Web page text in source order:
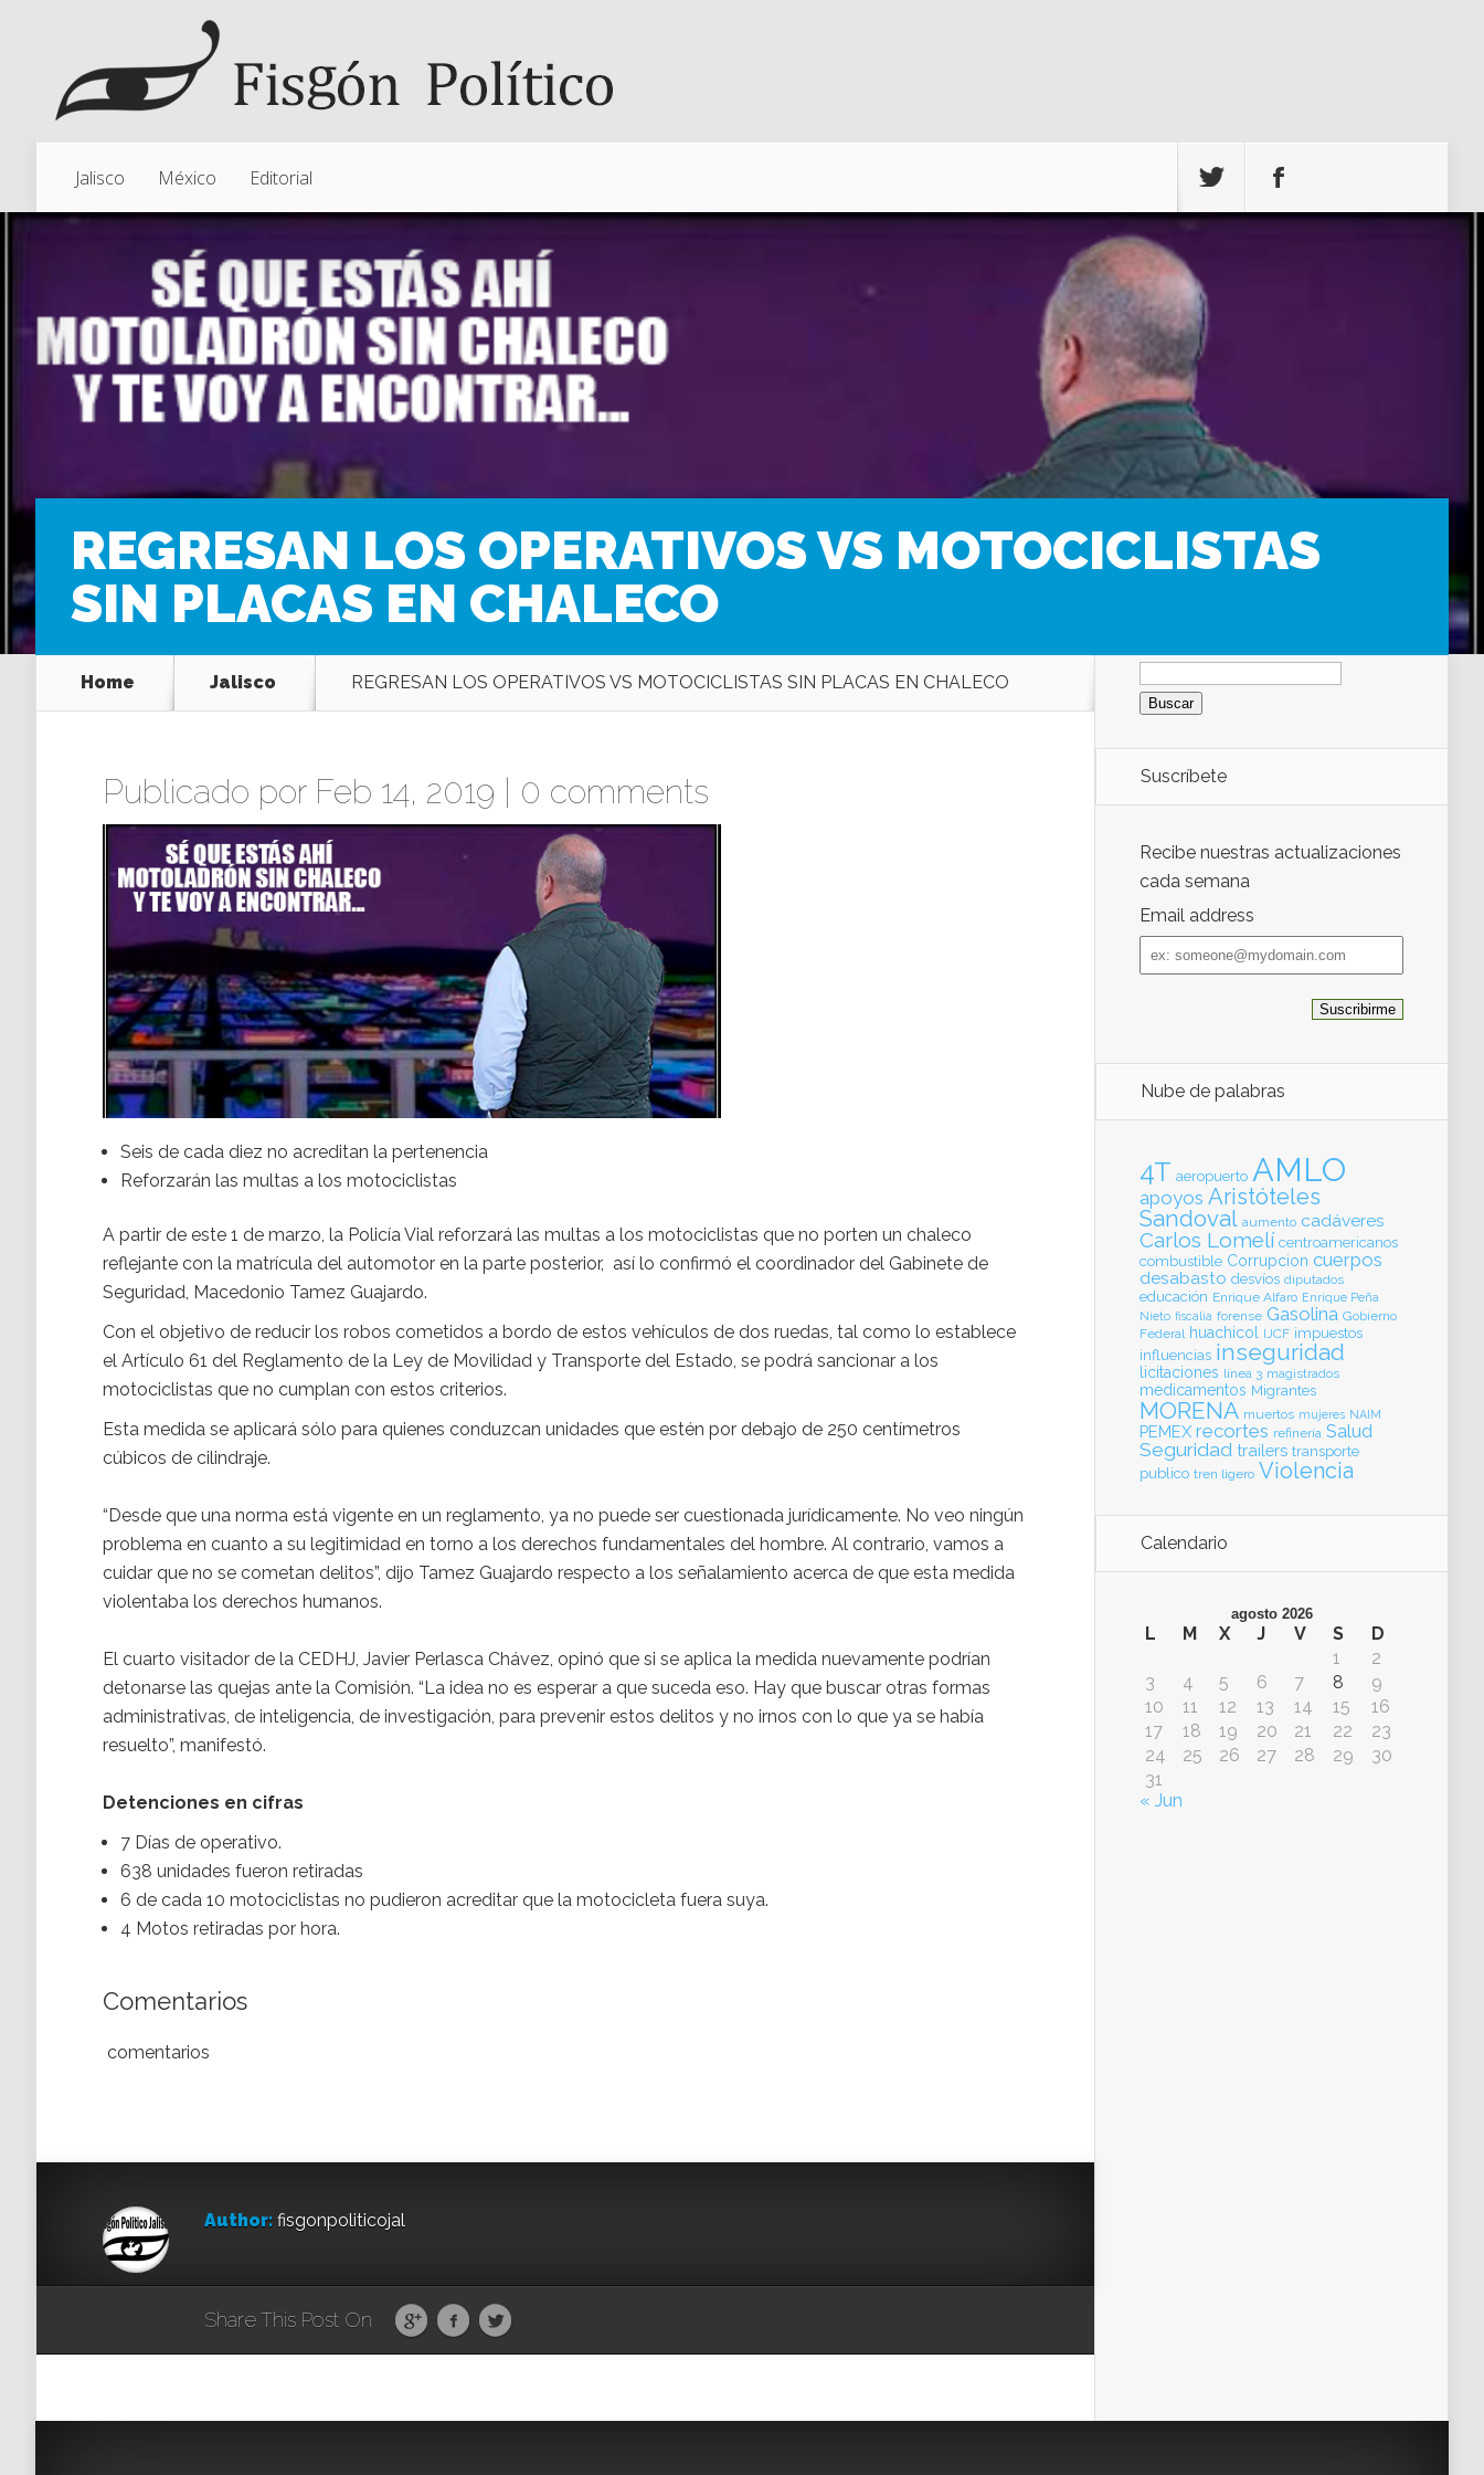
Jalisco México Editorial
REGRESAN LOS OPERATIVOS VS MOTOCICLISTAS
SIN PLACAS EN CHALECO
Home Jalisco REGRESAN LOS OPERATIVOS VS MOTOCICLISTAS SIN PLACAS EN CHALECO
Publicado por Feb 14, 2019 | 0 comments
Seis de cada diez no acreditan la pertenencia
Reforzarán las multas a los motociclistas
A partir de este 1 de marzo, la Policía Vial reforzará las multas a los motociclistas que no porten un chaleco
reflejante con la matrícula del automotor en la parte posterior, así lo confirmó el coordinador del Gabinete de
Seguridad, Macedonio Tamez Guajardo.
Con el objetivo de reducir los robos cometidos a bordo de estos vehículos de dos ruedas, tal como lo establece
el Artículo 61 del Reglamento de la Ley de Movilidad y Transporte del Estado, se podrá sancionar a los
motociclistas que no cumplan con estos criterios.
Esta medida se aplicará sólo para quienes conduzcan unidades que estén por debajo de 250 centímetros
cúbicos de cilindraje.
“Desde que una norma está vigente en un reglamento, ya no puede ser cuestionada jurídicamente. No veo ningún
problema en cuanto a su legitimidad en torno a los derechos fundamentales del hombre. Al contrario, vamos a
cuidar que no se cometan delitos”, dijo Tamez Guajardo respecto a los señalamiento acerca de que esta medida
violentaba los derechos humanos.
El cuarto visitador de la CEDHJ, Javier Perlasca Chávez, opinó que si se aplica la medida nuevamente podrían
detonarse las quejas ante la Comisión. “La idea no es esperar a que suceda eso. Hay que buscar otras formas
administrativas, de inteligencia, de investigación, para prevenir estos delitos y no irnos con lo que ya se había
resuelto”, manifestó.
Detenciones en cifras
7 Días de operativo.
638 unidades fueron retiradas
6 de cada 10 motociclistas no pudieron acreditar que la motocicleta fuera suya.
4 Motos retiradas por hora.
Comentarios
comentarios
Author: fisgonpoliticojal
Share This Post On
Buscar:
Suscríbete
Recibe nuestras actualizaciones
cada semana
Email address
Email
address
Nube de palabras
4T aeropuerto AMLO
apoyos Aristóteles
Sandoval aumento cadáveres
Carlos Lomelí centroamericanos
combustible Corrupcion cuerpos
desabasto desvíos diputados
educación Enrique Alfaro Enrique Peña
Nieto fiscalia forense Gasolina Gobierno
Federal huachicol IJCF impuestos
influencias inseguridad
licitaciones línea 3 magistrados
medicamentos Migrantes
MORENA muertos mujeres NAIM
PEMEX recortes refinería Salud
Seguridad trailers transporte
publico tren ligero Violencia
Calendario
agosto 2026
L M X J V S
D
1
2
3
4 5 6 7 8
9
10
11 12 13 14 15
16
17
18 19 20 21 22
23
24
25 26 27 28 29
30
31
« Jun